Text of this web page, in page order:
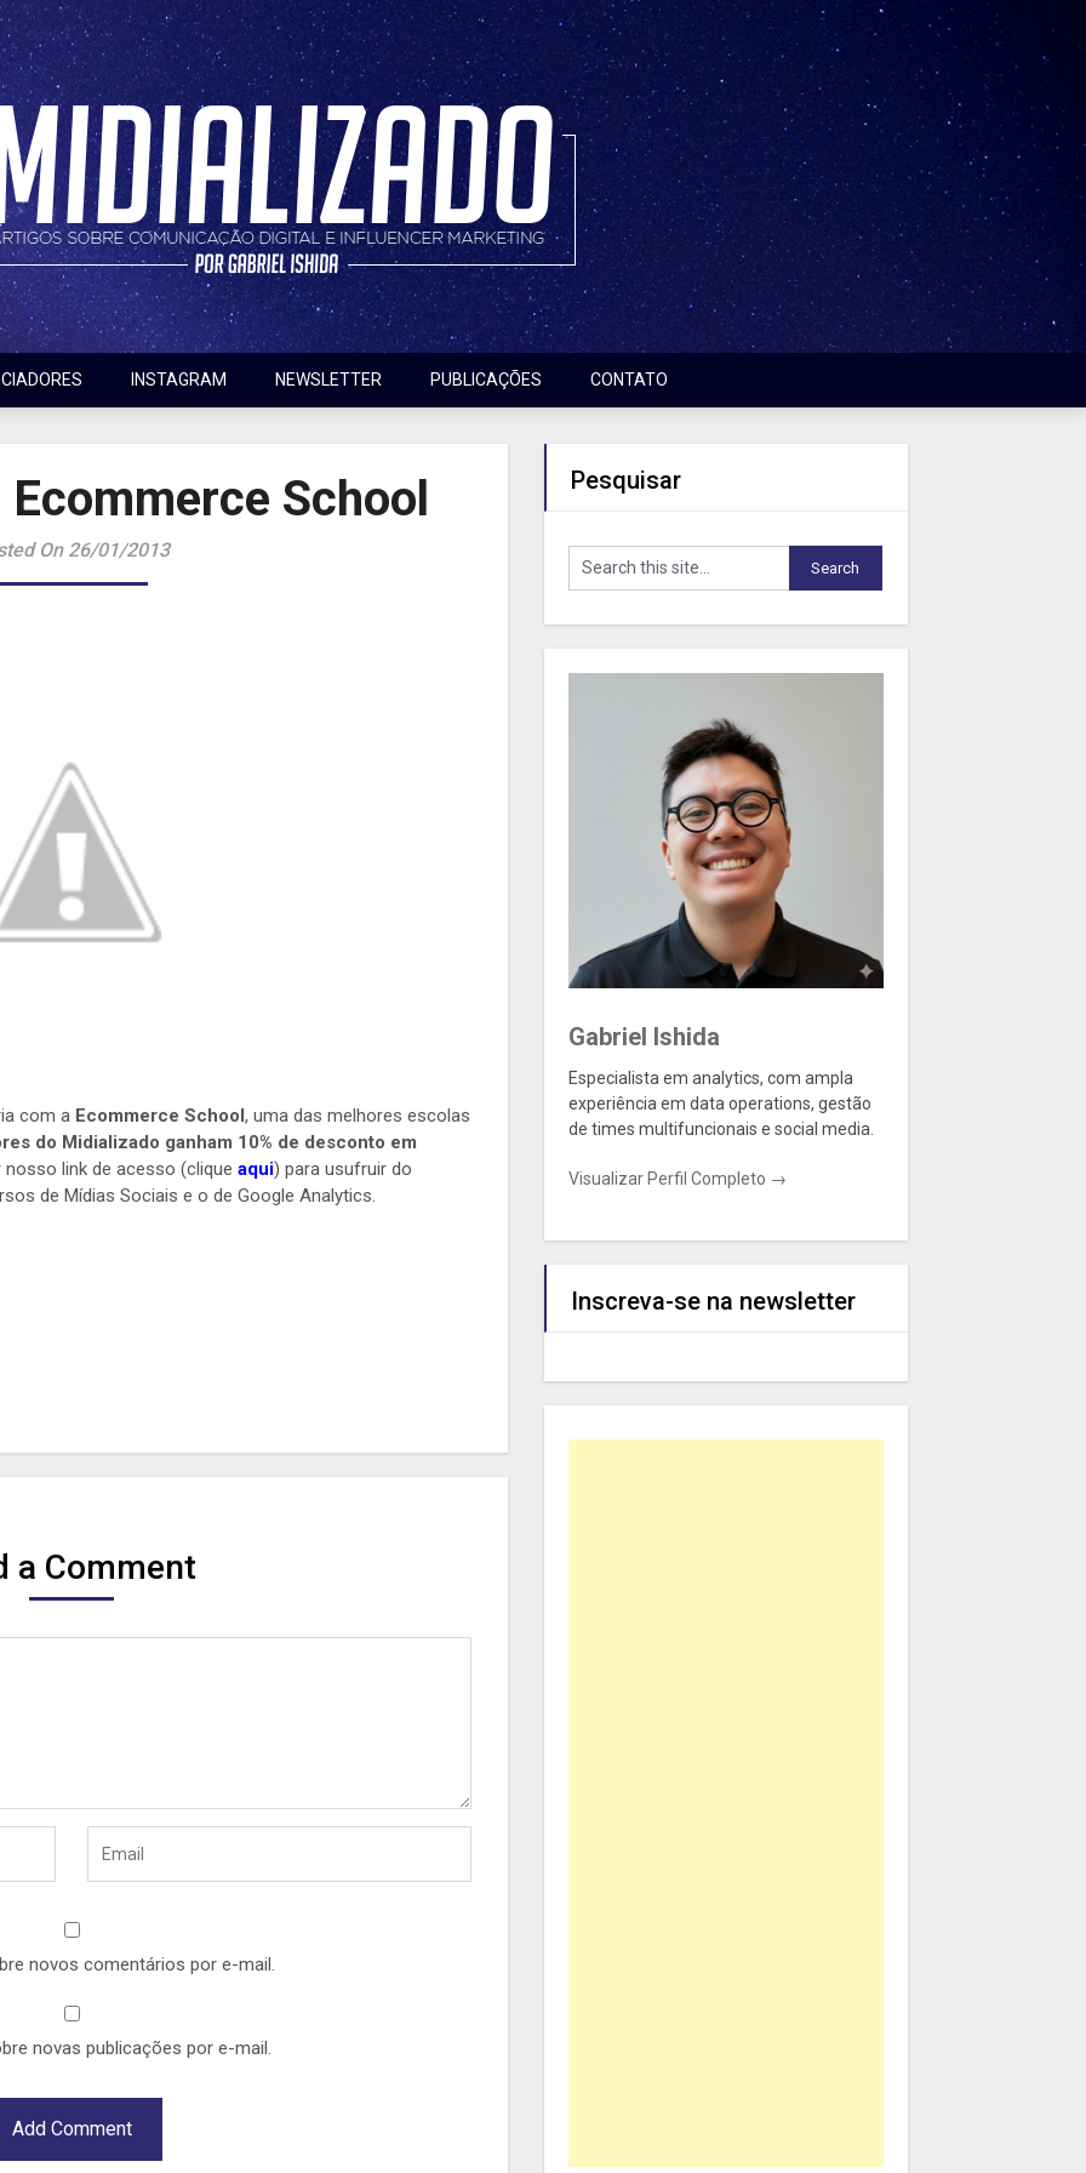
INSTAGRAM NEWSLETTER PUBLICAÇÕES CONTATO
marketing
School
On 26/01/2013
com a Ecommerce School, uma das melhores escolas
do Midializado ganham 10% de desconto em
nosso link de acesso (clique aqui) para usufruir do
de Mídias Sociais e o de Google Analytics.
a Comment
novos comentários por e-mail.
novas publicações por e-mail.
Pesquisar
Gabriel Ishida
Especialista em analytics, com ampla
experiência em data operations, gestão
de times multifuncionais e social media.
Visualizar Perfil Completo →
Inscreva-se na newsletter